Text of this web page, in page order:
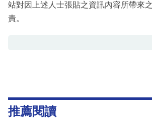
站對因上述人士張貼之資訊內容所帶來
責。
推薦閱讀